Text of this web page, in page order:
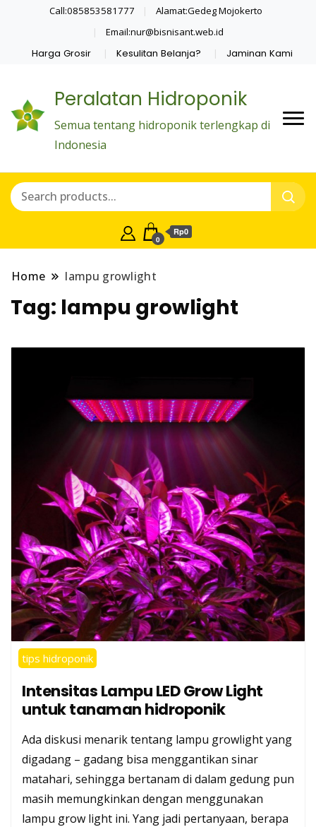
Call:085853581777
Alamat:Gedeg Mojokerto
Email:nur@bisnisant.web.id
Harga Grosir Kesulitan Belanja? Jaminan Kami
Peralatan Hidroponik
Semua tentang hidroponik terlengkap di
Indonesia
0
Rp0
Home lampu growlight
Tag: lampu growlight
tips hidroponik
Intensitas Lampu LED Grow Light
untuk tanaman hidroponik
Ada diskusi menarik tentang lampu growlight yang
digadang – gadang bisa menggantikan sinar
matahari, sehingga bertanam di dalam gedung pun
masih memungkinkan dengan menggunakan
lampu grow light ini. Yang jadi pertanyaan, berapa